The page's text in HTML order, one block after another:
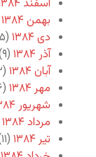
اسفند ۱۳۸۴
بهمن ۱۳۸۴
دی ۱۳۸۴
(۱۵)
آذر ۱۳۸۴
(۹)
آبان ۱۳۸۴
(۱۲)
مهر ۱۳۸۴
(۶)
شهریور ۱۳۸۴
مرداد ۱۳۸۴
تیر ۱۳۸۴
(۱۱)